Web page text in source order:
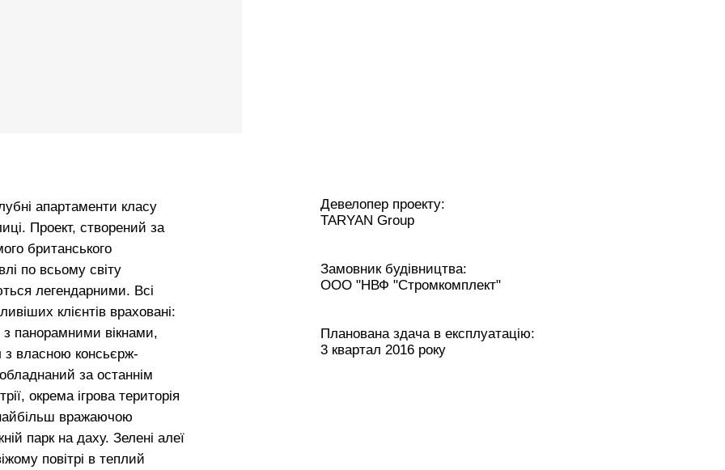
апартаменти класу
Проект, створений за
британського
по всьому світу
легендарними. Всі
клієнтів враховані:
з панорамними вікнами,
власною консьєрж-
за останнім
окрема ігрова територія
вражаючою
парк на даху. Зелені алеї
повітрі в теплий
Девелопер проекту:
TARYAN Group
Замовник будівництва:
ООО "НВФ "Стромкомплект"
Планована здача в експлуатацію:
3 квартал 2016 року